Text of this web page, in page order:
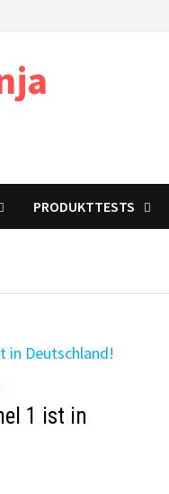
PRODUKTTESTS
1 ist in